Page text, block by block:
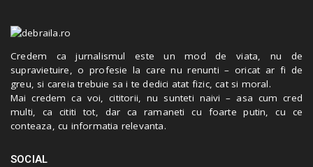
Credem ca jurnalismul este un mod de viata, nu de
supravietuire, o profesie la care nu renunti – oricat ar fi de
greu, si careia trebuie sa i te dedici atat fizic, cat si moral.
Mai credem ca voi, cititorii, nu sunteti naivi – asa cum cred
multi, ca cititi tot, dar ca ramaneti cu foarte putin, cu ce
conteaza, cu informatia relevanta.
SOCIAL